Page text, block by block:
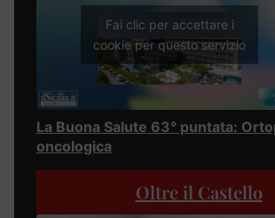
Fai clic per accettare i
cookie per questo servizio
La Buona Salute 63° puntata:
oncologica
Oltre il Castello